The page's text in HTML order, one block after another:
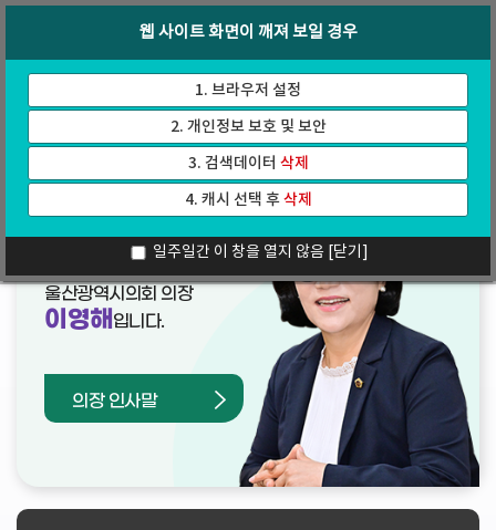
가
기
인터넷방송
웹 사이트 화면이 깨져 보일 경우
1. 브라우저 설정
2. 개인정보 보호 및 보안
3. 검색데이터 삭제
4. 캐시 선택 후삭제
일주일간 이 창을 열지 않음 [닫기]
열린의장실
울산광역시의회 의장
이영해 입니다.
의장 인사말